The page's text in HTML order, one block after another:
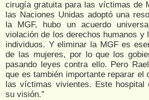
cirugía gratuita para las víctimas de
las Naciones Unidas adoptó una
la MGF, hubo un acuerdo
violación de los derechos humanos y
individuos. Y eliminar la MGF es
de las mujeres, por lo que los
pasando leyes contra ello. Pero
que es también importante reparar el
las víctimas vivientes. Este hospital
su visión.”